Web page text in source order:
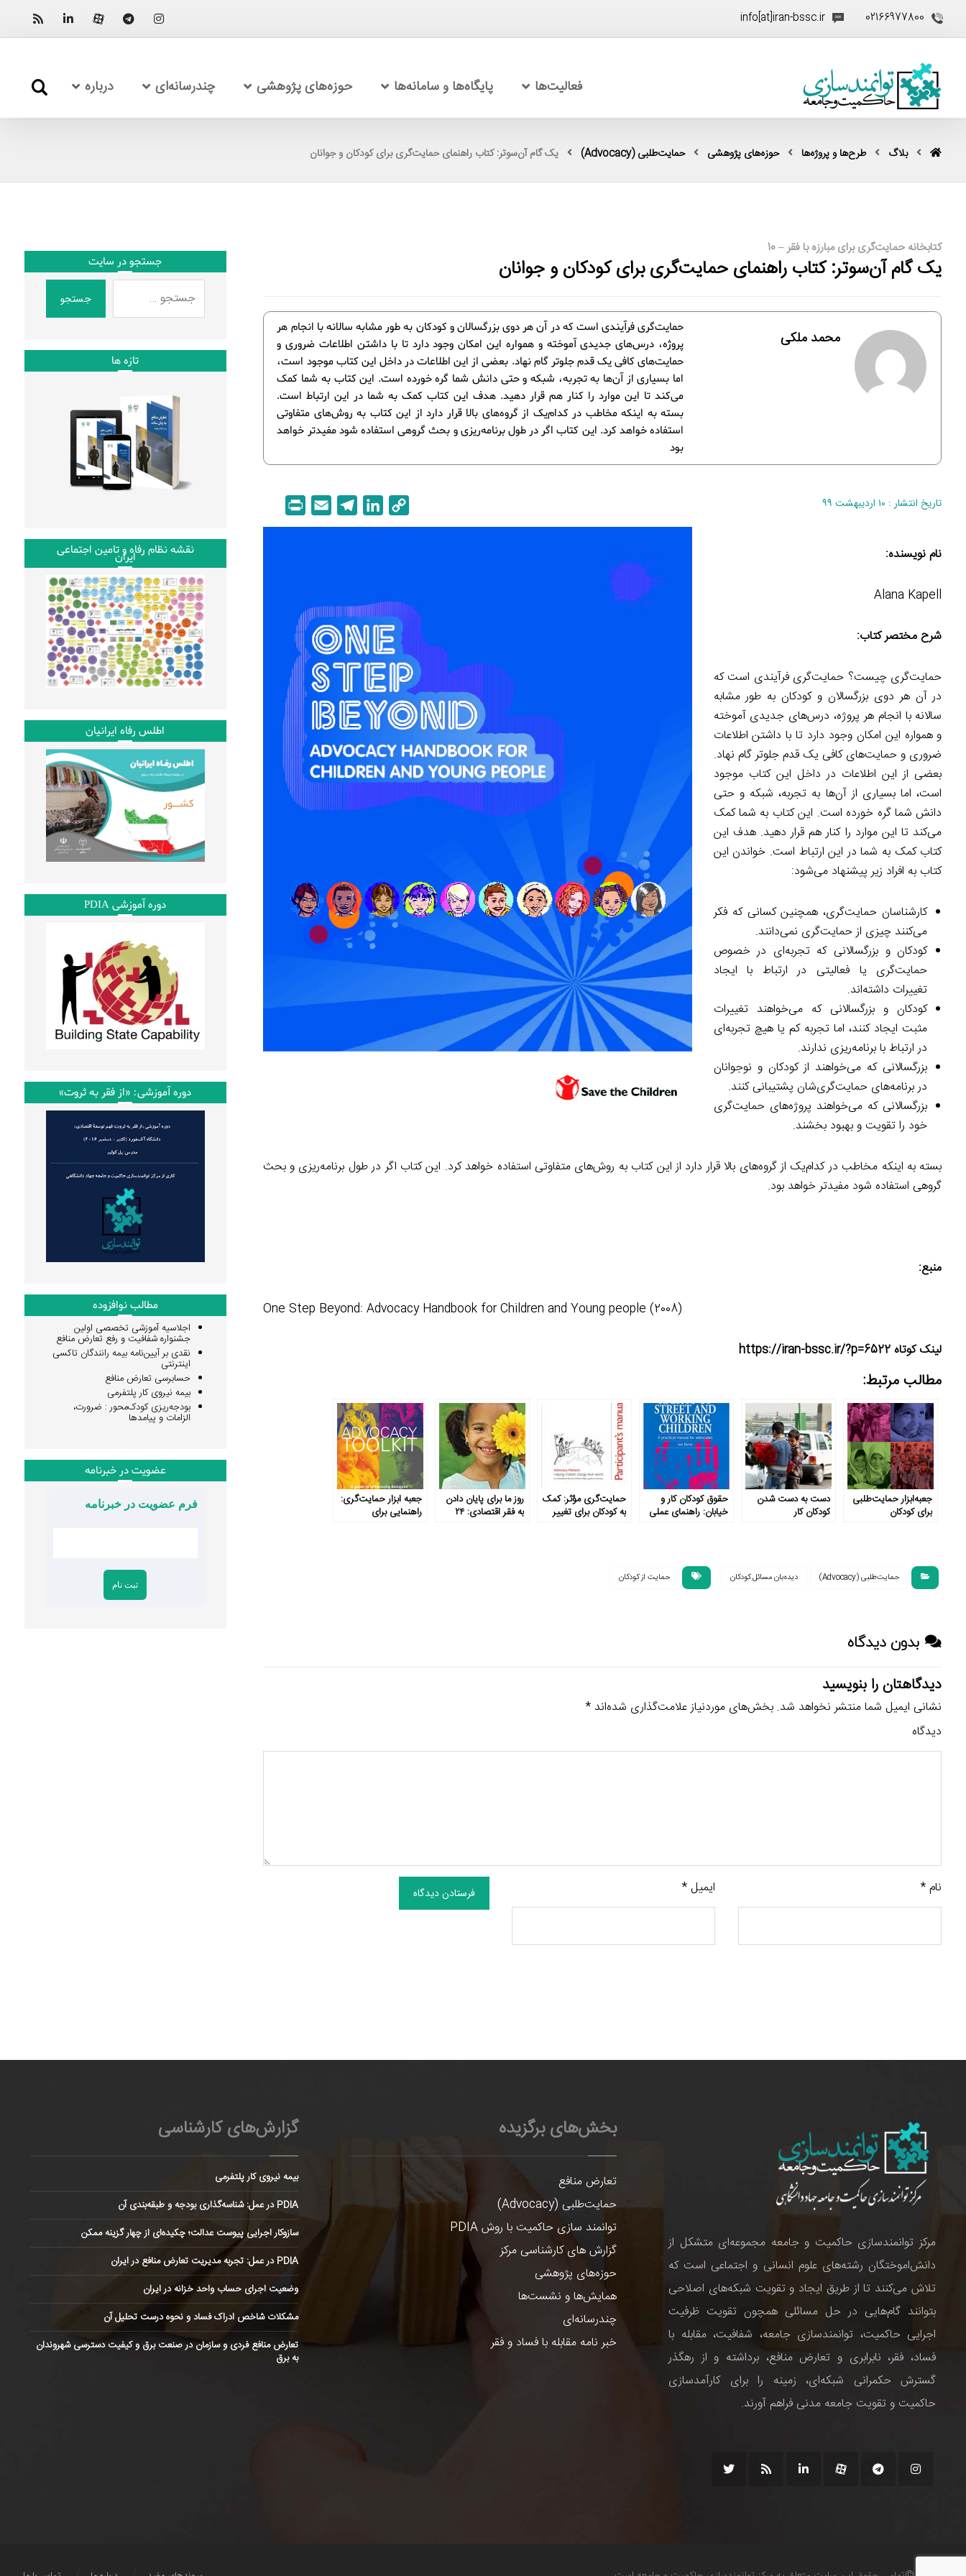
02166977800
info[at]iran-bssc.ir
فعالیت‌ها پایگاه‌ها و سامانه‌ها حوزه‌های پژوهشی چندرسانه‌ای درباره
بلاگ طرح‌ها و پروژه‌ها حوزه‌های پژوهشی حمایت‌طلبی (Advocacy) یک گام آن‌سوتر: کتاب راهنمای حمایت‌گری برای کودکان و جوانان
کتابخانه حمایت‌گری برای مبارزه با فقر – 10
یک گام آن‌سوتر: کتاب راهنمای حمایت‌گری برای کودکان و جوانان
حمایت‌گری فرآیندی است که در آن هر دوی بزرگسالان و کودکان به طور مشابه سالانه با انجام هر
پروژه، درس‌های جدیدی آموخته و همواره این امکان وجود دارد تا با داشتن اطلاعات ضروری و
حمایت‌های کافی یک قدم جلوتر گام نهاد. بعضی از این اطلاعات در داخل این کتاب موجود است،
اما بسیاری از آن‌ها به تجربه، شبکه و حتی دانش شما گره خورده است. این کتاب به شما کمک
می‌کند تا این موارد را کنار هم قرار دهید. هدف این کتاب کمک به شما در این ارتباط است.
بسته به اینکه مخاطب در کدام‌یک از گروه‌های بالا قرار دارد از این کتاب به روش‌های متفاوتی
استفاده خواهد کرد. این کتاب اگر در طول برنامه‌ریزی و بحث گروهی استفاده شود مفیدتر خواهد
بود
محمد ملکی
تاریخ انتشار : ۱۰ اردیبهشت ۹۹
o
i
n
k
i
d
I
n
e
r
a
m
m
r
نام نویسنده:
Alana Kapell
شرح مختصر کتاب:
حمایت‌گری چیست؟ حمایت‌گری فرآیندی است که
در آن هر دوی بزرگسالان و کودکان به طور مشابه
سالانه با انجام هر پروژه، درس‌های جدیدی آموخته
و همواره این امکان وجود دارد تا با داشتن اطلاعات
ضروری و حمایت‌های کافی یک قدم جلوتر گام نهاد.
بعضی از این اطلاعات در داخل این کتاب موجود
است، اما بسیاری از آن‌ها به تجربه، شبکه و حتی
دانش شما گره خورده است. این کتاب به شما کمک
می‌کند تا این موارد را کنار هم قرار دهید. هدف این
کتاب کمک به شما در این ارتباط است. خواندن این
کتاب به افراد زیر پیشنهاد می‌شود:
کارشناسان حمایت‌گری، همچنین کسانی که فکر
می‌کنند چیزی از حمایت‌گری نمی‌دانند.
کودکان و بزرگسالانی که تجربه‌ای در خصوص
حمایت‌گری یا فعالیتی در ارتباط با ایجاد
تغییرات داشته‌اند.
کودکان و بزرگسالانی که می‌خواهند تغییرات
مثبت ایجاد کنند، اما تجربه کم یا هیچ تجربه‌ای
در ارتباط با برنامه‌ریزی ندارند.
بزرگسالانی که می‌خواهند از کودکان و نوجوانان
در برنامه‌های حمایت‌گری‌شان پشتیبانی کنند.
بزرگسالانی که می‌خواهند پروژه‌های حمایت‌گری
خود را تقویت و بهبود بخشند.
بسته به اینکه مخاطب در کدام‌یک از گروه‌های بالا قرار دارد از این کتاب به روش‌های متفاوتی استفاده خواهد کرد. این کتاب اگر در طول برنامه‌ریزی و بحث
گروهی استفاده شود مفیدتر خواهد بود.
منبع:
One Step Beyond: Advocacy Handbook for Children and Young people (2008)
لینک کوتاه https://iran-bssc.ir/?p=6522
مطالب مرتبط:
جعبه‌ابزار حمایت‌طلبی
برای کودکان
دست به دست شدن
کودکان کار
حقوق کودکان کار و
خیابان: راهنمای عملی
حمایت‌گری مؤثر: کمک
به کودکان برای تغییر
کودکان)
روز ما برای پایان دادن
به فقر اقتصادی: ۲۴
جعبه ابزار حمایت‌گری:
راهنمایی برای
حمایت‌طلبی (Advocacy) دیده‌بان مسائل کودکان حمایت از کودکان
بدون دیدگاه
دیدگاهتان را بنویسید
نشانی ایمیل شما منتشر نخواهد شد. بخش‌های موردنیاز علامت‌گذاری شده‌اند*
دیدگاه
نام* ایمیل* فرستادن دیدگاه
جستجو در سایت
جستجو
تازه ها
نقشه نظام رفاه و تامین اجتماعی
ایران
اطلس رفاه ایرانیان
دوره آموزشی PDIA
دوره آموزشی: «از فقر به ثروت»
مطالب نوافزوده
اجلاسیه آموزشی تخصصی اولین
جشنواره شفافیت و رفع تعارض منافع
نقدی بر آیین‌نامه بیمه رانندگان تاکسی
اینترنتی
حسابرسی تعارض منافع
بیمه نیروی کار پلتفرمی
بودجه‌ریزی کودک‌محور : ضرورت،
الزامات و پیامدها
عضویت در خبرنامه
فرم عضویت در خبرنامه
مرکز توانمندسازی حاکمیت و جامعه مجموعه‌ای متشکل از
دانش‌اموختگان رشته‌های علوم انسانی و اجتماعی است که
تلاش می‌کنند تا از طریق ایجاد و تقویت شبکه‌های اصلاحی
بتوانند گام‌هایی در حل مسائلی همچون تقویت ظرفیت
اجرایی حاکمیت، توانمندسازی جامعه، شفافیت، مقابله با
فساد، فقر، نابرابری و تعارض منافع، برداشته و از رهگذر
گسترش حکمرانی شبکه‌ای، زمینه را برای کارآمدسازی
حاکمیت و تقویت جامعه مدنی فراهم آورند.
بخش‌های برگزیده
تعارض منافع
حمایت‌طلبی (Advocacy)
توانمند سازی حاکمیت با روش PDIA
گزارش های کارشناسی مرکز
حوزه‌های پژوهشی
همایش‌ها و نشست‌ها
چندرسانه‌ای
خبر نامه مقابله با فساد و فقر
گزارش‌های کارشناسی
بیمه نیروی کار پلتفرمی
PDIA در عمل: شناسه‌گذاری بودجه و طبقه‌بندی آن
سازوکار اجرایی پیوست عدالت؛ چکیده‌ای از چهار گزینه ممکن
PDIA در عمل: تجربه مدیریت تعارض منافع در ایران
وضعیت اجرای حساب واحد خزانه در ایران
مشکلات شاخص ادراک فساد و نحوه درست تحلیل آن
تعارض منافع فردی و سازمان در صنعت برق و کیفیت دسترسی شهروندان
به برق